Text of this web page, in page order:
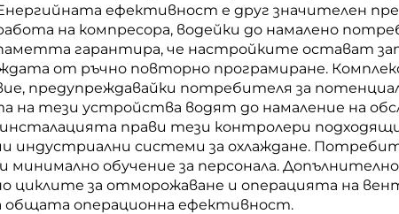
ефективност е друг значителен
на компресора, водейки до намалено
гарантира, че настройките остават
от ръчно повторно програмиране.
предупреждавайки потребителя за
тези устройства водят до намаление на
прави тези контролери
индустриални системи за охлаждане.
минимално обучение за персонала.
циклите за отморожаване и операцията на
общата операционна ефективност.